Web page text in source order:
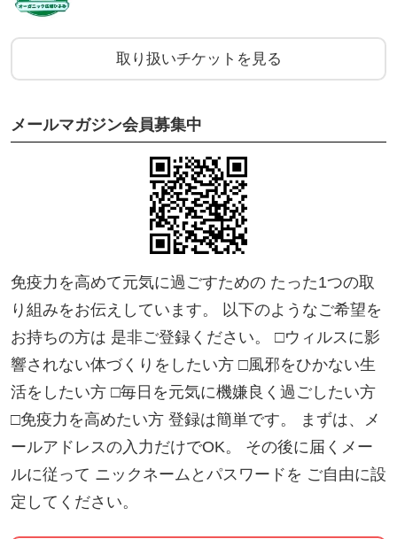
▶︎インカはポーランドで親しまれている穀物ドリン
にしたものです。
溶けやすくとってもお手軽。
添加物、甘味料も不使用。
穀物の香ばしさとコクが楽しめます。
ノンカフェインですので、お子様や妊娠中／授乳中
の方にも安心してお召し上がりいただけます。
福岡のオーガニックショップコラボレーション
〜福岡でオーガニックに出会う〜
https://tsuku2.jp/123
取り扱いチケットを見る
メールマガジン会員募集中
免疫力を高めて元気に過ごすための たった1つの取
り組みをお伝えしています。 以下のようなご希望を
お持ちの方は 是非ご登録ください。 □ウィルスに影
響されない体づくりをしたい方 □風邪をひかない生
活をしたい方 □毎日を元気に機嫌良く過ごしたい方
□免疫力を高めたい方 登録は簡単です。 まずは、メ
ールアドレスの入力だけでOK。 その後に届くメー
ルに従って ニックネームとパスワードを ご自由に設
定してください。